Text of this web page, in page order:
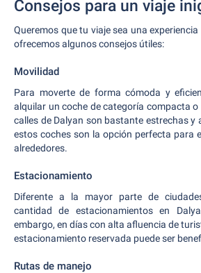
Consejos para un viaje
Queremos que tu viaje sea una
ofrecemos algunos consejos útiles:
Movilidad
Para moverte de forma cómoda y
alquilar un coche de categoría compacta
calles de Dalyan son bastante estrechas y
estos coches son la opción perfecta para
alrededores.
Estacionamiento
Diferente a la mayor parte de
cantidad de estacionamientos en
embargo, en días con alta afluencia de
estacionamiento reservada puede ser
Rutas de manejo